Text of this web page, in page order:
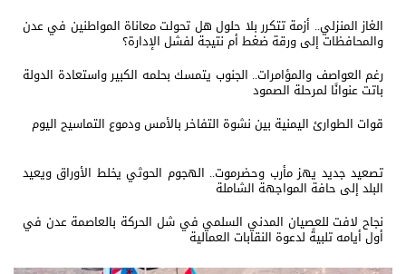
الغاز المنزلي.. أزمة تتكرر بلا حلول هل تحولت معاناة المواطنين في عدن
والمحافظات إلى ورقة ضغط أم نتيجة لفشل الإدارة؟
رغم العواصف والمؤامرات.. الجنوب يتمسك بحلمه الكبير واستعادة الدولة
باتت عنوانًا لمرحلة الصمود
قوات الطوارئ اليمنية بين نشوة التفاخر بالأمس ودموع التماسيح اليوم
تصعيد جديد يهز مأرب وحضرموت.. الهجوم الحوثي يخلط الأوراق ويعيد
البلد إلى حافة المواجهة الشاملة
نجاح لافت للعصيان المدني السلمي في شل الحركة بالعاصمة عدن في
أول أيامه تلبيةً لدعوة النقابات العمالية